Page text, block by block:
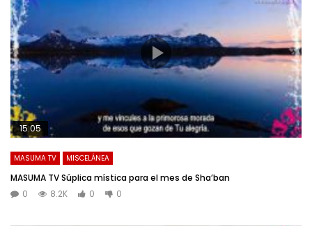
15:05
MASUMA TV MISCELÁNEA
MASUMA TV Súplica mística para el mes de Sha’ban
0
8.2K 0 0